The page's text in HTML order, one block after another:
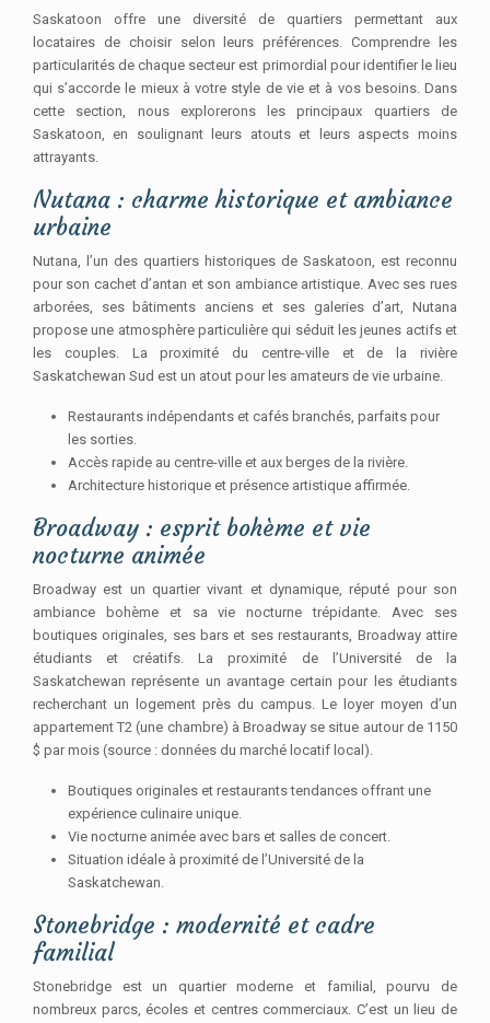
Saskatoon offre une diversité de quartiers permettant aux
locataires de choisir selon leurs préférences. Comprendre les
particularités de chaque secteur est primordial pour identifier le lieu
qui s’accorde le mieux à votre style de vie et à vos besoins. Dans
cette section, nous explorerons les principaux quartiers de
Saskatoon, en soulignant leurs atouts et leurs aspects moins
attrayants.
Nutana : charme historique et ambiance
urbaine
Nutana, l’un des quartiers historiques de Saskatoon, est reconnu
pour son cachet d’antan et son ambiance artistique. Avec ses rues
arborées, ses bâtiments anciens et ses galeries d’art, Nutana
propose une atmosphère particulière qui séduit les jeunes actifs et
les couples. La proximité du centre-ville et de la rivière
Saskatchewan Sud est un atout pour les amateurs de vie urbaine.
Restaurants indépendants et cafés branchés, parfaits pour
les sorties.
Accès rapide au centre-ville et aux berges de la rivière.
Architecture historique et présence artistique affirmée.
Broadway : esprit bohème et vie
nocturne animée
Broadway est un quartier vivant et dynamique, réputé pour son
ambiance bohème et sa vie nocturne trépidante. Avec ses
boutiques originales, ses bars et ses restaurants, Broadway attire
étudiants et créatifs. La proximité de l’Université de la
Saskatchewan représente un avantage certain pour les étudiants
recherchant un logement près du campus. Le loyer moyen d’un
appartement T2 (une chambre) à Broadway se situe autour de 1150
$ par mois (source : données du marché locatif local).
Boutiques originales et restaurants tendances offrant une
expérience culinaire unique.
Vie nocturne animée avec bars et salles de concert.
Situation idéale à proximité de l’Université de la
Saskatchewan.
Stonebridge : modernité et cadre
familial
Stonebridge est un quartier moderne et familial, pourvu de
nombreux parcs, écoles et centres commerciaux. C’est un lieu de